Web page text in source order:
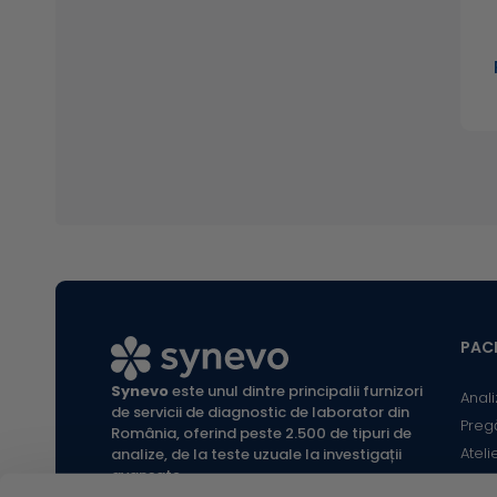
Synevoeste unul dintre principalii furnizori
de servicii de diagnostic de laborator din
România, oferind peste 2.500 de tipuri de
analize, de la teste uzuale la investigații
avansate.